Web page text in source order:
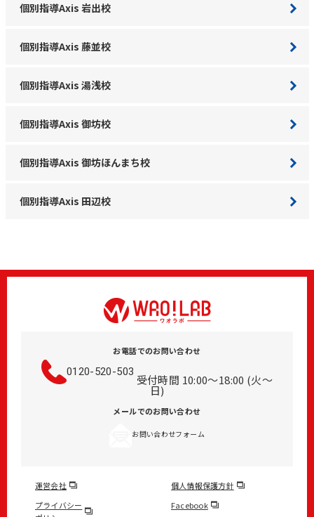
個別指導Axis 岩出校
個別指導Axis 藤並校
個別指導Axis 湯浅校
個別指導Axis 御坊校
個別指導Axis 御坊ほんまち校
個別指導Axis 田辺校
お電話でのお問い合わせ
0120-520-503
受付時間 10:00～18:00 (火～
日)
メールでのお問い合わせ
お問い合わせフォーム
運営会社
個人情報保護方針
プライバシー
Facebook